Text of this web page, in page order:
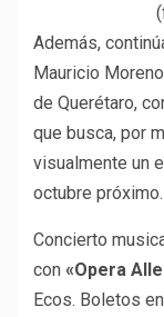
Además,
Mauricio
de Querétaro,
que busca, por
visualmente un
octubre próximo.
Concierto
con «Opera
Ecos. Boletos